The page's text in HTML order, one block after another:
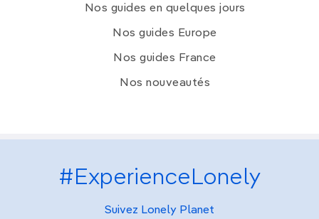
Nos guides en quelques jours
Nos guides Europe
Nos guides France
Nos nouveautés
#ExperienceLonely
Suivez Lonely Planet